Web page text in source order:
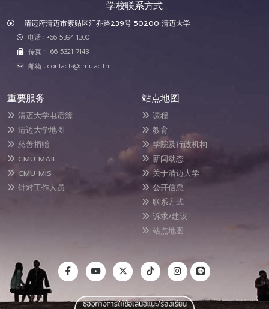
学校联系方式
清迈府清迈市素贴区汇乔路239号 50200 清迈大学
电话 : +66 5394 1300
传真 : +66 5321 7143
邮箱 : contacts@cmu.ac.th
重要服务
清迈大学电话簿
清迈大学地图
慈善捐赠
CMU MAIL
CMU MIS
针对工作人员
站点地图
课程
教育
学院及行政机构
新闻动态
关于清迈大学
公开信息
联系方式
诉求/建议
站点地图